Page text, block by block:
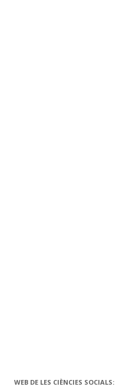
WEB DE LES CIÈNCIES SOCIALS: